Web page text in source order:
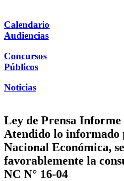
Calendario
Audiencias
Concursos
Públicos
Noticias
Ley de Prensa Informe
Atendido lo informado
Nacional Económica,
favorablemente la
NC N° 16-04